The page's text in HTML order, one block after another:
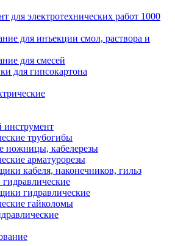
для электротехнических работ 1000
для инъекции смол, раствора и
для смесей
для гипсокартона
инструмент
трубогибы
ножницы, кабелерезы
арматурорезы
кабеля, наконечников, гильз
гидравлические
гайколомы